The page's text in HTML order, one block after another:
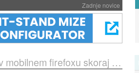
Zadnje novice
firefoxu skoraj nared